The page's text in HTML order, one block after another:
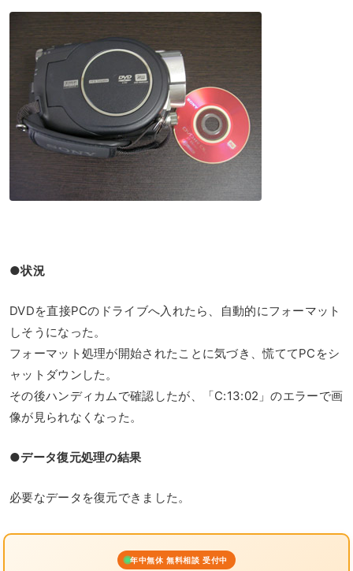
●状況
DVDを直接PCのドライブへ入れたら、自動的にフォーマット
しそうになった。
フォーマット処理が開始されたことに気づき、慌ててPCをシ
ャットダウンした。
その後ハンディカムで確認したが、「C:13:02」のエラーで画
像が見られなくなった。
●データ復元処理の結果
必要なデータを復元できました。
年中無休 無料相談 受付中